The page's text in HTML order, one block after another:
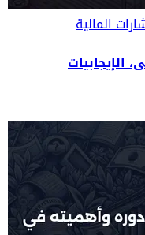
المالية
الإيجابيات